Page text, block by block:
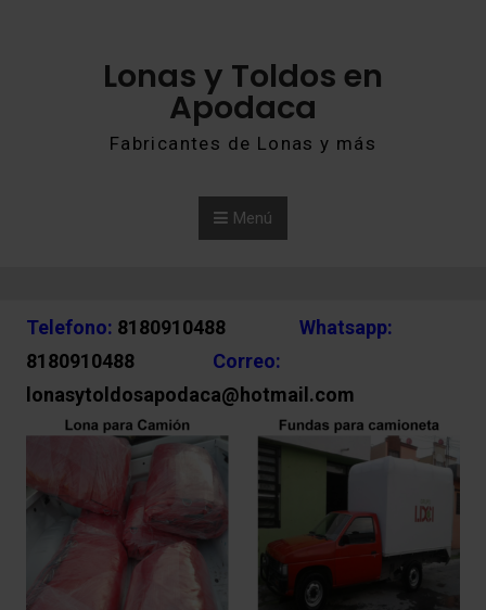
Lonas y Toldos en
Apodaca
Fabricantes de Lonas y más
Menú
Telefono: 8180910488 Whatsapp:
8180910488 Correo:
lonasytoldosapodaca@hotmail.com